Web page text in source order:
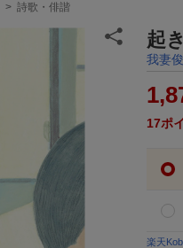
> 詩歌・俳諧
起
我妻
17ポ
楽天